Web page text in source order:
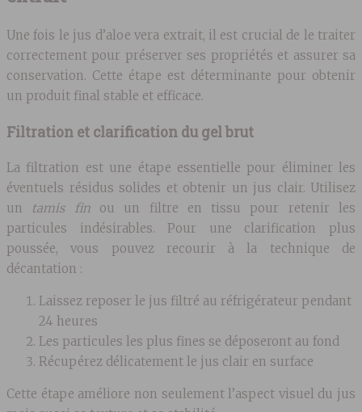
Une fois le jus d’aloe vera extrait, il est crucial de le traiter
correctement pour préserver ses propriétés et assurer sa
conservation. Cette étape est déterminante pour obtenir
un produit final stable et efficace.
Filtration et clarification du gel brut
La filtration est une étape essentielle pour éliminer les
éventuels résidus solides et obtenir un jus clair. Utilisez
un tamis fin ou un filtre en tissu pour retenir les
particules indésirables. Pour une clarification plus
poussée, vous pouvez recourir à la technique de
décantation :
Laissez reposer le jus filtré au réfrigérateur pendant
24 heures
Les particules les plus fines se déposeront au fond
Récupérez délicatement le jus clair en surface
Cette étape améliore non seulement l’aspect visuel du jus